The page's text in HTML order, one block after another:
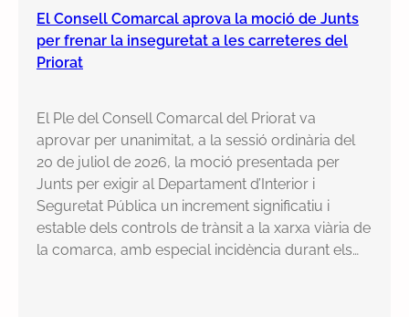
El Consell Comarcal aprova la moció de Junts
per frenar la inseguretat a les carreteres del
Priorat
El Ple del Consell Comarcal del Priorat va
aprovar per unanimitat, a la sessió ordinària del
20 de juliol de 2026, la moció presentada per
Junts per exigir al Departament d’Interior i
Seguretat Pública un increment significatiu i
estable dels controls de trànsit a la xarxa viària de
la comarca, amb especial incidència durant els…